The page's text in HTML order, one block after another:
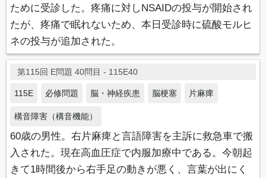
ために受診した。疼痛に対しNSAIDの投与が開始され
たが、疼痛で眠れないため、本日受診時に硫酸モルヒ
ネの投与が追加された。
第115回 E問題 40問目 - 115E40
115E 必修問題 脳・神経疾患 脳梗塞 片麻痺
構音障害（構音機能）
60歳の男性。右片麻痺と言語障害を主訴に救急車で搬
入された。現在高血圧症で内服加療中である。今朝起
きて1時間後から右手足の動きが悪く、言葉が出にく